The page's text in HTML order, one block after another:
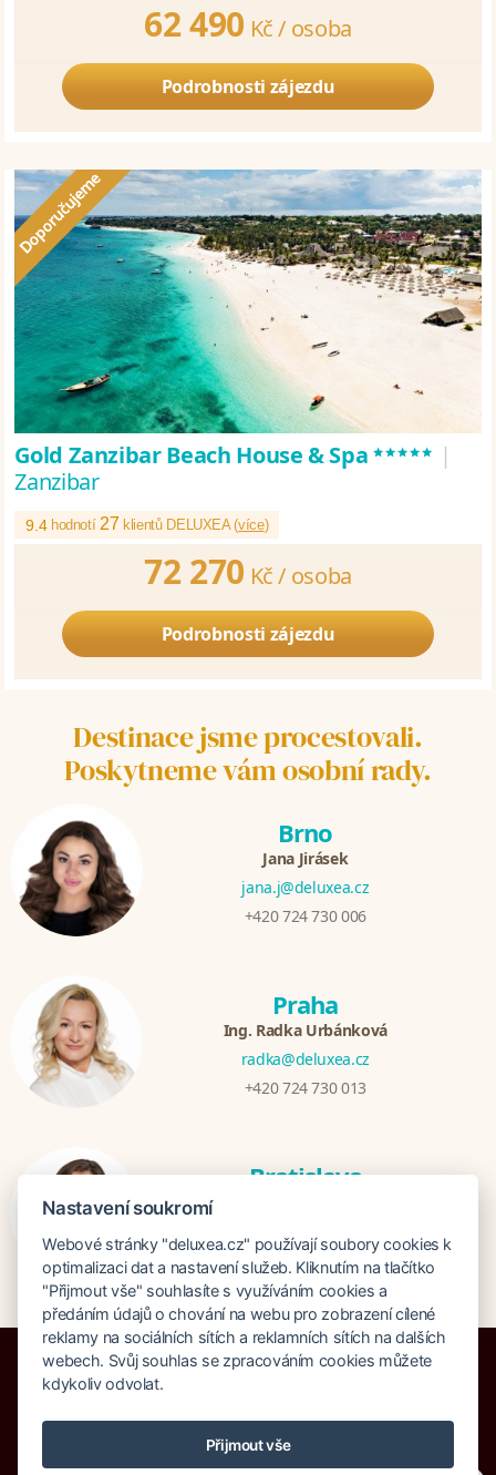
62 490 Kč / osoba
Podrobnosti zájezdu
Gold Zanzibar Beach House & Spa***** |
Zanzibar
9.4 hodnotí27 klientů DELUXEA (více)
72 270 Kč / osoba
Podrobnosti zájezdu
Destinace jsme procestovali.
Poskytneme vám osobní rady.
Brno
Jana Jirásek
jana.j@deluxea.cz
+420 724 730 006
Praha
Ing. Radka Urbánková
radka@deluxea.cz
+420 724 730 013
Bratislava
+421 948 759 074
Pojištění proti úpadku 125 000 000 Kč
Nastavení soukromí
Webové stránky "deluxea.cz" používají soubory cookies k
optimalizaci dat a nastavení služeb. Kliknutím na tlačítko
"Přijmout vše" souhlasíte s využíváním cookies a
předáním údajů o chování na webu pro zobrazení cílené
reklamy na sociálních sítích a reklamních sítích na dalších
webech. Svůj souhlas se zpracováním cookies můžete
kdykoliv odvolat.
Přijmout vše